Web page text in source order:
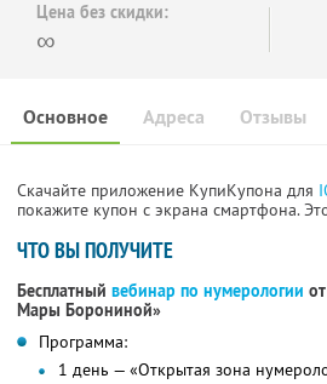
Цена без скидки:
∞
Основное Отзывы
Адреса
Скачайте приложение КупиКупона для
покажите купон с экрана смартфона.
ЧТО ВЫ ПОЛУЧИТЕ
Бесплатный вебинар по нумерологии
Мары Борониной»
Программа:
1 день — «Открытая зона